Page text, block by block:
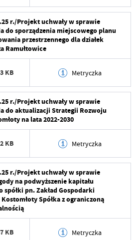
2025-12-05 08:06:07
Beata Mamczarz
2025-12-05 08:06:06
Beata Mamczarz
r./Projekt uchwały w sprawie
do sporządzenia miejscowego planu
przestrzennego dla działek
Ramułtowice
KB Metryczka
2025-11-20 09:56:01
Beata Mamczarz
r./Projekt uchwały w sprawie
do aktualizacji Strategii Rozwoju
na lata 2022-2030
KB Metryczka
r./Projekt uchwały w sprawie
na podwyższenie kapitału
spółki pn. Zakład Gospodarki
Spółka z ograniczoną
KB Metryczka